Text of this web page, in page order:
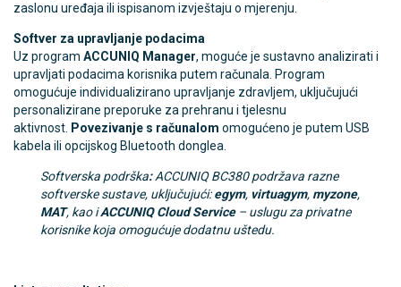
zaslonu uređaja ili ispisanom izvještaju o mjerenju.
Softver za upravljanje podacima
Uz program ACCUNIQ Manager, moguće je sustavno analizirati i
upravljati podacima korisnika putem računala. Program
omogućuje individualizirano upravljanje zdravljem, uključujući
personalizirane preporuke za prehranu i tjelesnu
aktivnost. Povezivanje s računalom omogućeno je putem USB
kabela ili opcijskog Bluetooth donglea.
Softverska podrška:ACCUNIQ BC380 podržava razne
softverske sustave, uključujući:egym, virtuagym,myzone,
MAT, kao iACCUNIQ Cloud Service– uslugu za privatne
korisnike koja omogućuje dodatnu uštedu.